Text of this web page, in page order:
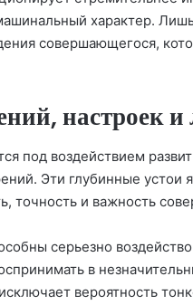
характер.
совершающегося,
настроек
под воздействием
Эти глубинные устои
точность и важность
серьезно
в
вероятность